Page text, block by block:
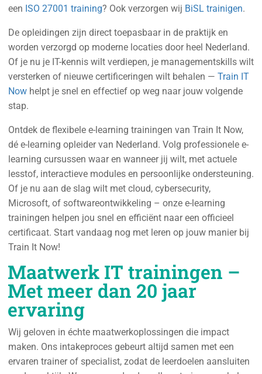
een ISO 27001 training? Ook verzorgen wij BiSL trainigen.
De opleidingen zijn direct toepasbaar in de praktijk en
worden verzorgd op moderne locaties door heel Nederland.
Of je nu je IT-kennis wilt verdiepen, je managementskills wilt
versterken of nieuwe certificeringen wilt behalen — Train IT
Now helpt je snel en effectief op weg naar jouw volgende
stap.
Ontdek de flexibele e-learning trainingen van Train It Now,
dé e-learning opleider van Nederland. Volg professionele e-
learning cursussen waar en wanneer jij wilt, met actuele
lesstof, interactieve modules en persoonlijke ondersteuning.
Of je nu aan de slag wilt met cloud, cybersecurity,
Microsoft, of softwareontwikkeling – onze e-learning
trainingen helpen jou snel en efficiënt naar een officieel
certificaat. Start vandaag nog met leren op jouw manier bij
Train It Now!
Maatwerk IT trainingen –
Met meer dan 20 jaar
ervaring
Wij geloven in échte maatwerkoplossingen die impact
maken. Ons intakeproces gebeurt altijd samen met een
ervaren trainer of specialist, zodat de leerdoelen aansluiten